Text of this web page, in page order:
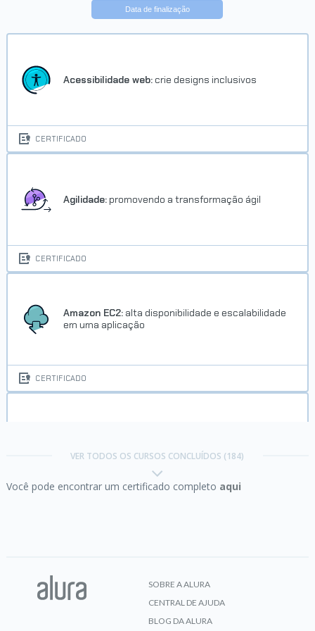
Trilha Node.js com Express
Concluído em 04/01/2025
Data de finalização
Acessibilidade web: crie designs inclusivos
CERTIFICADO
Agilidade: promovendo a transformação ágil
CERTIFICADO
Amazon EC2: alta disponibilidade e escalabilidade
em uma aplicação
CERTIFICADO
VER TODOS OS CURSOS CONCLUÍDOS (184)
Você pode encontrar um certificado completo aqui
SOBRE A ALURA
CENTRAL DE AJUDA
BLOG DA ALURA